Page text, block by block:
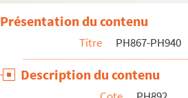
PH912-2. MAUVILLIER, Emile. Besançon.
PH913. MAUVILLIER, Emile. Besançon.
PH914. MAUVILLIER, Emile. Besançon.
PH915. MAUVILLIER, Emile. Besançon.
PH916. MAUVILLIER, Emile. Besançon.
Présentation du contenu
Titre PH867-PH940
Description du contenu